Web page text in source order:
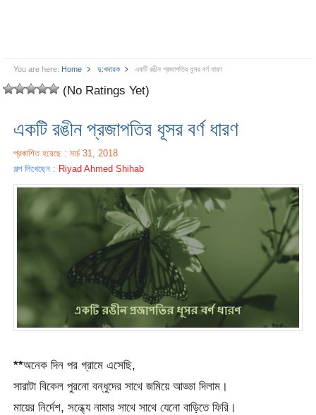
You are here: Home দু:খদায়ক একটি রঙীন প্রজাপতির ধূসর বর্ণ ধারণ
(No Ratings Yet)
একটি রঙীন প্রজাপতির ধূসর বর্ণ ধারণ
প্রকাশিত হয়েছে : মার্চ 31, 2018
গল্প লিখেছেন : Riyad Ahmed Shihab
**অনেক দিন পর গ্রামে এসেছি,
সারাটা বিকেল পুরনো বন্ধুদের সাথে জমিয়ে আড্ডা দিলাম।
মায়ের নির্দেশ, সন্ধ্যে নামার সাথে সাথে যেনো বাড়িতে ফিরি।